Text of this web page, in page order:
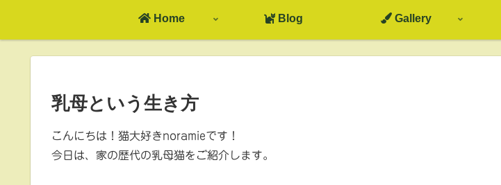
Home Blog Gallery
乳母という生き方
こんにちは！猫大好きnoramieです！
今日は、家の歴代の乳母猫をご紹介します。